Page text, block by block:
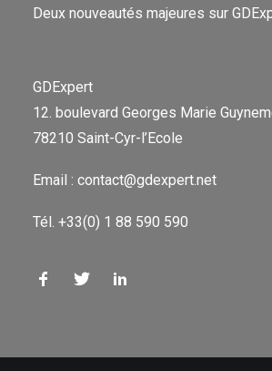
Deux nouveautés majeures sur
GDExpert
12. boulevard Georges Marie
78210 Saint-Cyr-l’Ecole
Email : contact@gdexpert.net
Tél. +33(0) 1 88 590 590